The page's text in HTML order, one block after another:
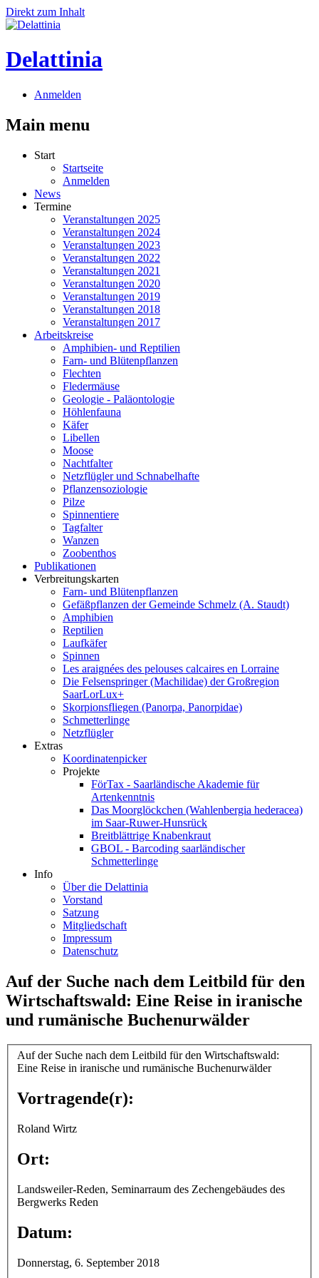
Direkt zum Inhalt
Delattinia
Anmelden
Main menu
Start
Startseite
Anmelden
News
Termine
Veranstaltungen 2025
Veranstaltungen 2024
Veranstaltungen 2023
Veranstaltungen 2022
Veranstaltungen 2021
Veranstaltungen 2020
Veranstaltungen 2019
Veranstaltungen 2018
Veranstaltungen 2017
Arbeitskreise
Amphibien- und Reptilien
Farn- und Blütenpflanzen
Flechten
Fledermäuse
Geologie - Paläontologie
Höhlenfauna
Käfer
Libellen
Moose
Nachtfalter
Netzflügler und Schnabelhafte
Pflanzensoziologie
Pilze
Spinnentiere
Tagfalter
Wanzen
Zoobenthos
Publikationen
Verbreitungskarten
Farn- und Blütenpflanzen
Gefäßpflanzen der Gemeinde Schmelz (A. Staudt)
Amphibien
Reptilien
Laufkäfer
Spinnen
Les araignées des pelouses calcaires en Lorraine
Die Felsenspringer (Machilidae) der Großregion
SaarLorLux+
Skorpionsfliegen (Panorpa, Panorpidae)
Schmetterlinge
Netzflügler
Extras
Koordinatenpicker
Projekte
FörTax - Saarländische Akademie für
Artenkenntnis
Das Moorglöckchen (Wahlenbergia hederacea)
im Saar-Ruwer-Hunsrück
Breitblättrige Knabenkraut
GBOL - Barcoding saarländischer
Schmetterlinge
Info
Über die Delattinia
Vorstand
Satzung
Mitgliedschaft
Impressum
Datenschutz
Auf der Suche nach dem Leitbild für den
Wirtschaftswald: Eine Reise in iranische
und rumänische Buchenurwälder
Auf der Suche nach dem Leitbild für den Wirtschaftswald:
Eine Reise in iranische und rumänische Buchenurwälder
Vortragende(r):
Roland Wirtz
Ort:
Landsweiler-Reden, Seminarraum des Zechengebäudes des
Bergwerks Reden
Datum:
Donnerstag, 6. September 2018